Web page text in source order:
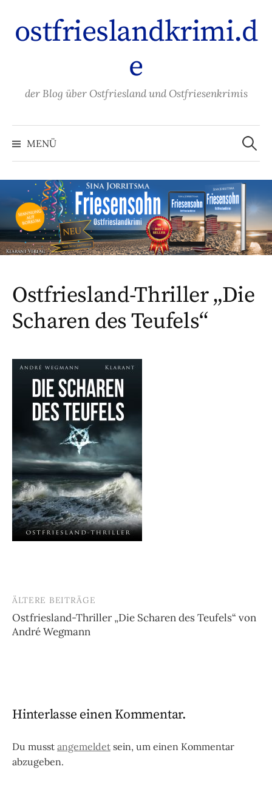
Inhalt
überspringen
ostfrieslandkrimi.d
e
der Blog über Ostfriesland und Ostfriesenkrimis
MENÜ
Suchen
nach:
Ostfriesland-Thriller „Die
Scharen des Teufels“
Beitragsnavigation
ÄLTERE BEITRÄGE
Ostfriesland-Thriller „Die Scharen des Teufels“ von
André Wegmann
Hinterlasse einen Kommentar.
Du musst angemeldet sein, um einen Kommentar
abzugeben.